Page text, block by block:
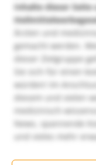
Inhalte dieser Seite
Ärzten und
gemacht werden.
dieser Zielgruppe
Sie sich für einen
würden! Im
diesem und vielen
medizinisch-
News, spannende
und vieles mehr